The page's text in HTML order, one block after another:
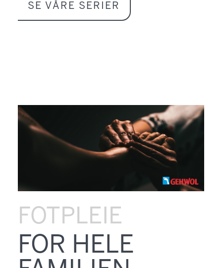
SE VÅRE SERIER
FOTPLEIE
FOR HELE